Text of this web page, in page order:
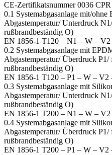
CE-Zertifikatsnummer 0036
0.1 Systemabgasanlage mit/
Abgastemperatur/ Unterdruck
rußbrandbeständig O)
EN 1856-1 T120 – N1 – W –
0.2 Systemabgasanlage mit
Abgastemperatur/ Überdruck
rußbrandbeständig O)
EN 1856-1 T120 – P1 – W – V2
0.3 Systemabgasanlage mit
Abgastemperatur/ Unterdruck
rußbrandbeständig O)
EN 1856-1 T200 – N1 – W –
0.4 Systemabgasanlage mit
Abgastemperatur/ Überdruck
rußbrandbeständig O)
EN 1856-1 T200 – P1 – W – V2